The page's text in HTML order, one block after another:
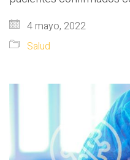
4 mayo, 2022
Salud